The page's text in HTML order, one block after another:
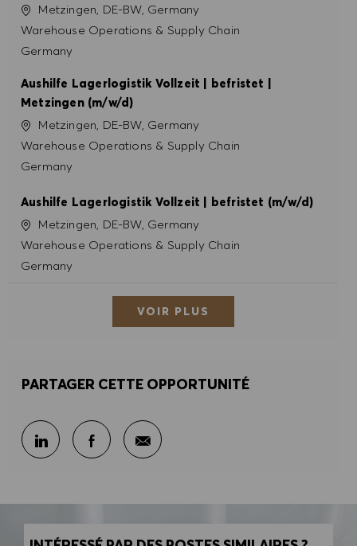
SiteMetzingen, DE-BW, Germany
Catégorie
Warehouse Operations & Supply Chain
Germany
Aushilfe Lagerlogistik Vollzeit | befristet |
Metzingen (m/w/d)
SiteMetzingen, DE-BW, Germany
Catégorie
Warehouse Operations & Supply Chain
Germany
Aushilfe Lagerlogistik Vollzeit | befristet (m/w/d)
SiteMetzingen, DE-BW, Germany
Catégorie
Warehouse Operations & Supply Chain
Germany
VOIR PLUS
PARTAGER CETTE OPPORTUNITÉ
Partager sur LinkedIn
Partager sur Facebook
Partager par e-mail